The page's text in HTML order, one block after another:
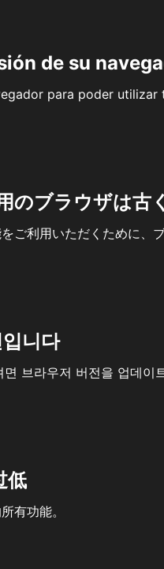
de su
para poder
のブラウザは古
ご利用いただくために、
니다
브라우저 버전을 업데이
低
有功能。